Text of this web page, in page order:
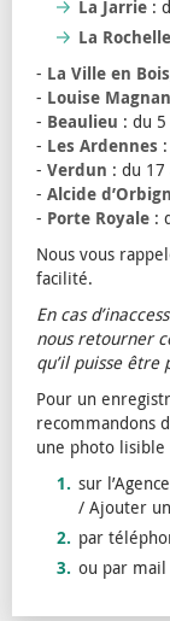
La Jarrie :
La Rochelle
- La Ville en
- Louise Magnan
- Beaulieu : du
- Les Ardennes
- Verdun : du
- Alcide
- Porte Royale :
Nous vous
facilité.
En cas
nous retourner
qu’il puisse être
Pour un
recommandons
une photo
sur
/ Ajouter
par
ou par mail